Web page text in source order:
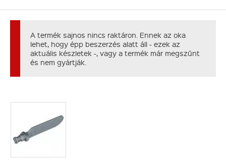
A termék sajnos nincs raktáron. Ennek az oka
lehet, hogy épp beszerzés alatt áll - ezek az
aktuális készletek -, vagy a termék már megszűnt
és nem gyártják.